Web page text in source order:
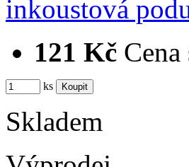
121 Kč
ks
Skladem